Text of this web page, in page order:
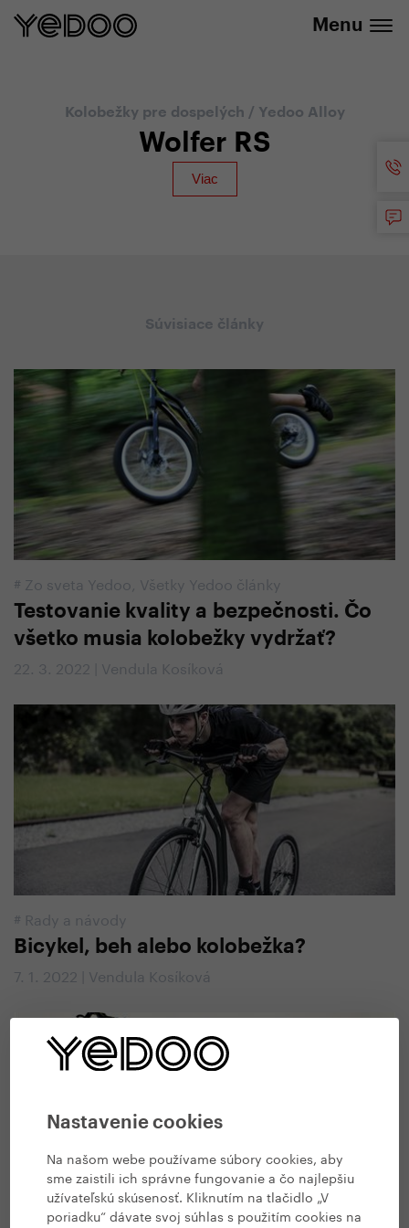
Nastavenie cookies
Na našom webe používame súbory cookies, aby
sme zaistili ich správne fungovanie a čo najlepšiu
užívateľskú skúsenosť. Kliknutím na tlačidlo „V
poriadku“ dávate svoj súhlas s použitím cookies na
Menu
Kolobežky pre dospelých / Yedoo Alloy
Wolfer RS
Súvisiace články
# Zo sveta Yedoo Všetky Yedoo články
Testovanie kvality a bezpečnosti. Čo
všetko musia kolobežky vydržať?
22. 3. 2022 | Vendula Kosíková
# Rady a návody
Bicykel, beh alebo kolobežka?
7. 1. 2022 | Vendula Kosíková